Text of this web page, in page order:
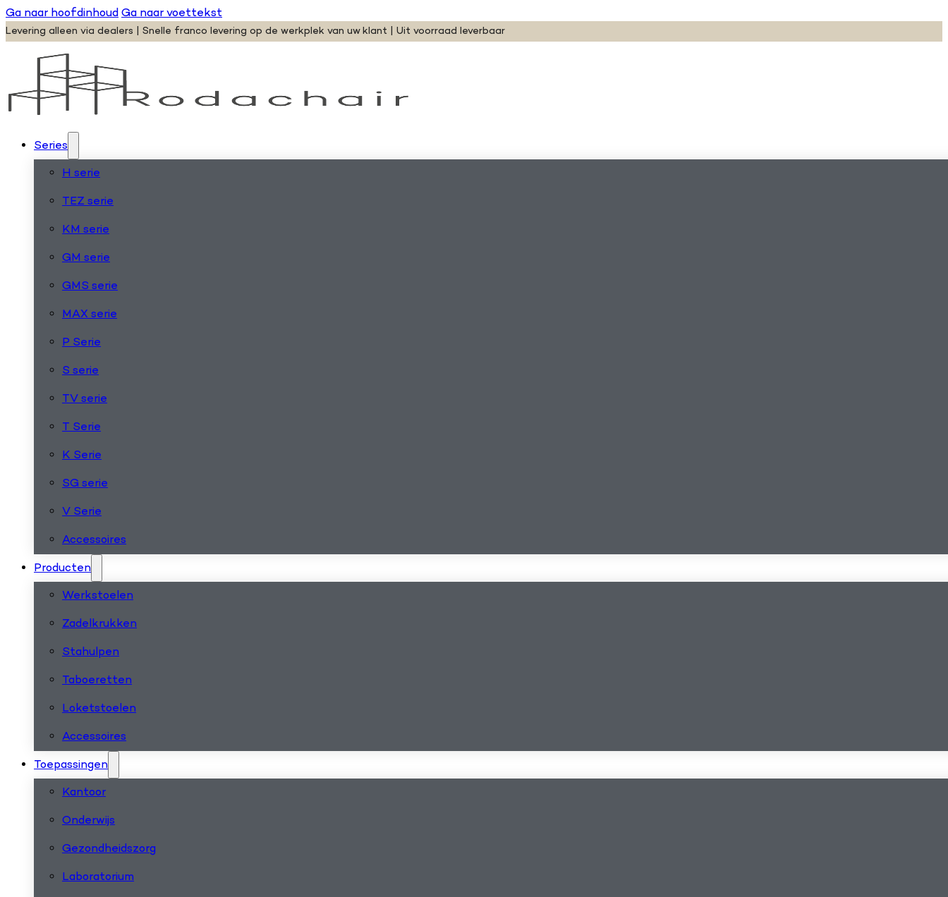
Ga naar hoofdinhoudGa naar voettekst
Levering alleen via dealers | Snelle franco levering op de werkplek van uw klant | Uit voorraad leverbaar
Series
H serie
TEZ serie
KM serie
GM serie
GMS serie
MAX serie
P Serie
S serie
TV serie
T Serie
K Serie
SG serie
V Serie
Accessoires
Producten
Werkstoelen
Zadelkrukken
Stahulpen
Taboeretten
Loketstoelen
Accessoires
Toepassingen
Kantoor
Onderwijs
Gezondheidszorg
Laboratorium